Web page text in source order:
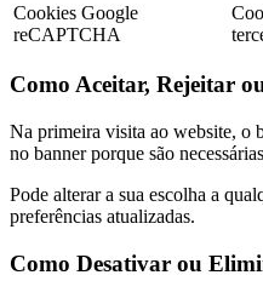
Cookies Google
reCAPTCHA
Como Aceitar, Rejeitar
Na primeira visita ao website, o
no banner porque são
Pode alterar a sua escolha a
preferências atualizadas.
Como Desativar ou